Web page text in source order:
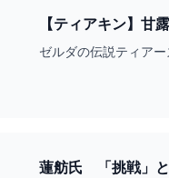
【ティアキン】
ゼルダの伝説ティア
蓮舫氏 「挑戦」と